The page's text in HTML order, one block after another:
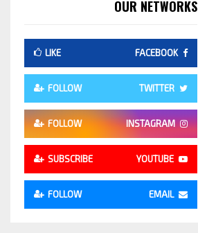
OUR NETWORKS
FACEBOOK
LIKE
TWITTER
FOLLOW
INSTAGRAM
FOLLOW
YOUTUBE
SUBSCRIBE
EMAIL
FOLLOW